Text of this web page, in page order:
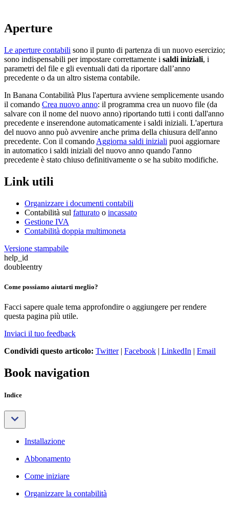
Aperture
Le aperture contabili sono il punto di partenza di un nuovo esercizio;
sono indispensabili per impostare correttamente i saldi iniziali, i
parametri del file e gli eventuali dati da riportare dall’anno
precedente o da un altro sistema contabile.
In Banana Contabilità Plus l'apertura avviene semplicemente usando
il comando Crea nuovo anno: il programma crea un nuovo file (da
salvare con il nome del nuovo anno) riportando tutti i conti dall'anno
precedente e inserendone automaticamente i saldi iniziali. L'apertura
del nuovo anno può avvenire anche prima della chiusura dell'anno
precedente. Con il comando Aggiorna saldi iniziali puoi aggiornare
in automatico i saldi iniziali del nuovo anno quando l'anno
precedente è stato chiuso definitivamente o se ha subito modifiche.
Link utili
Organizzare i documenti contabili
Contabilità sul fatturato o incassato
Gestione IVA
Contabilità doppia multimoneta
Versione stampabile
help_id
doubleentry
Come possiamo aiutarti meglio?
Facci sapere quale tema approfondire o aggiungere per rendere
questa pagina più utile.
Inviaci il tuo feedback
Condividi questo articolo: Twitter| Facebook | LinkedIn | Email
Book navigation
Indice
Installazione
Abbonamento
Come iniziare
Organizzare la contabilità